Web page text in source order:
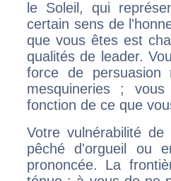
le Soleil, qui
certain sens de
que vous êtes est
qualités de leader.
force de
mesquineries ;
fonction de ce que
Votre vulnérabilité
pêché d'orgueil ou
prononcée. La